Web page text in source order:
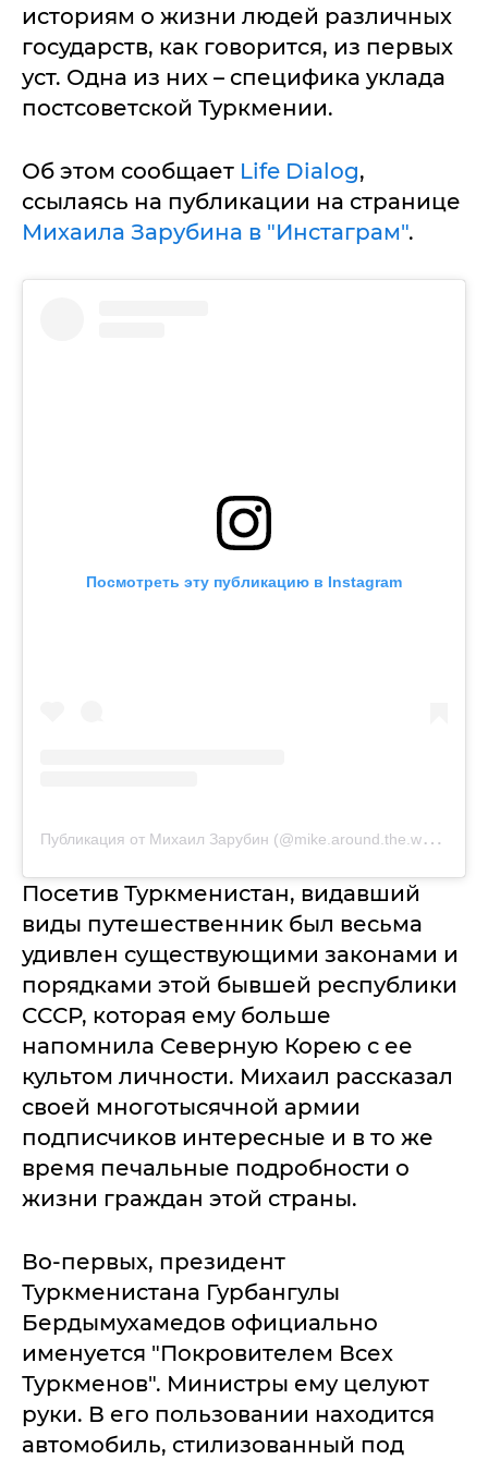
историям о жизни людей различных
государств, как говорится, из первых
уст. Одна из них – специфика уклада
постсоветской Туркмении.
Об этом сообщает Life Dialog,
ссылаясь на публикации на странице
Михаила Зарубина в "Инстаграм".
Посмотреть эту публикацию в Instagram
П
убликация от Михаил Зарубин (@mike.around.the.world)
Посетив Туркменистан, видавший
виды путешественник был весьма
удивлен существующими законами и
порядками этой бывшей республики
СССР, которая ему больше
напомнила Северную Корею с ее
культом личности. Михаил рассказал
своей многотысячной армии
подписчиков интересные и в то же
время печальные подробности о
жизни граждан этой страны.
Во-первых, президент
Туркменистана Гурбангулы
Бердымухамедов официально
именуется "Покровителем Всех
Туркменов". Министры ему целуют
руки. В его пользовании находится
автомобиль, стилизованный под